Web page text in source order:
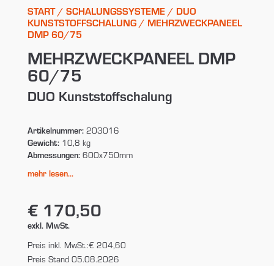
START/ SCHALUNGSSYSTEME/ DUO
KUNSTSTOFFSCHALUNG/ MEHRZWECKPANEEL
DMP 60/75
MEHRZWECKPANEEL DMP
60/75
DUO Kunststoffschalung
Artikelnummer:203016
Gewicht:10,8 kg
Abmessungen:600x750mm
mehr lesen...
€ 170,50
exkl. MwSt.
Preis inkl. MwSt.:€ 204,60
Preis Stand 05.08.2026